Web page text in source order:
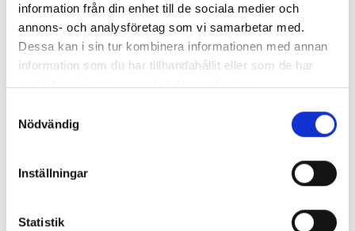
information från din enhet till de sociala medier och
annons- och analysföretag som vi samarbetar med.
Dessa kan i sin tur kombinera informationen med annan
information som du har tillhandahållit eller som de har
samlat in när du har använt deras tjänster.
Nödvändig
Inställningar
Statistik